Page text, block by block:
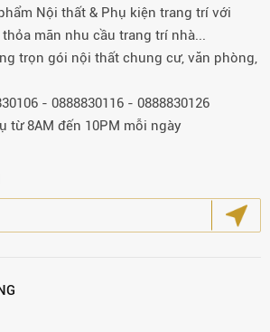
Nội thất & Phụ kiện trang trí với
mãn nhu cầu trang trí nhà...
trọn gói nội thất chung cư, văn phòng,
- 0888830116 - 0888830126
từ 8AM đến 10PM mỗi ngày